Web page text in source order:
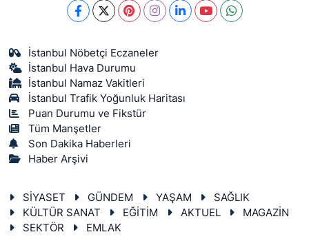
İstanbul Nöbetçi Eczaneler
İstanbul Hava Durumu
İstanbul Namaz Vakitleri
İstanbul Trafik Yoğunluk Haritası
Puan Durumu ve Fikstür
Tüm Manşetler
Son Dakika Haberleri
Haber Arşivi
SİYASET GÜNDEM YAŞAM
SAĞLIK
KÜLTÜR SANAT
EĞİTİM AKTUEL
MAGAZİN
SEKTÖR
EMLAK